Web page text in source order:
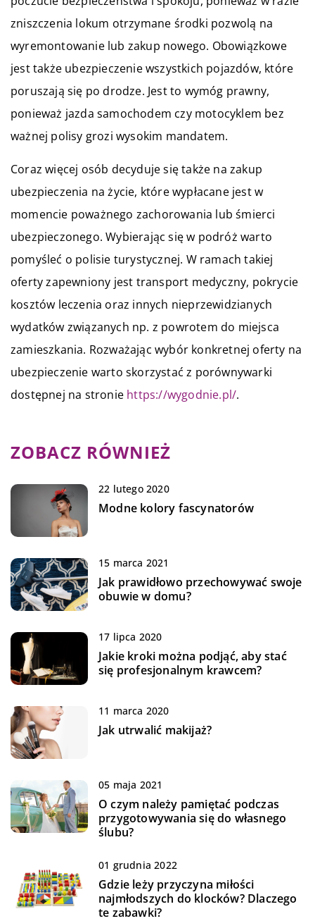
zniszczenia lokum otrzymane środki pozwolą na
wyremontowanie lub zakup nowego. Obowiązkowe
jest także ubezpieczenie wszystkich pojazdów, które
poruszają się po drodze. Jest to wymóg prawny,
ponieważ jazda samochodem czy motocyklem bez
ważnej polisy grozi wysokim mandatem.
Coraz więcej osób decyduje się także na zakup
ubezpieczenia na życie, które wypłacane jest w
momencie poważnego zachorowania lub śmierci
ubezpieczonego. Wybierając się w podróż warto
pomyśleć o polisie turystycznej. W ramach takiej
oferty zapewniony jest transport medyczny, pokrycie
kosztów leczenia oraz innych nieprzewidzianych
wydatków związanych np. z powrotem do miejsca
zamieszkania. Rozważając wybór konkretnej oferty na
ubezpieczenie warto skorzystać z porównywarki
dostępnej na stronie https://wygodnie.pl/.
ZOBACZ RÓWNIEŻ
22 lutego 2020
Modne kolory fascynatorów
15 marca 2021
Jak prawidłowo przechowywać swoje
obuwie w domu?
17 lipca 2020
Jakie kroki można podjąć, aby stać
się profesjonalnym krawcem?
11 marca 2020
Jak utrwalić makijaż?
05 maja 2021
O czym należy pamiętać podczas
przygotowywania się do własnego
ślubu?
01 grudnia 2022
Gdzie leży przyczyna miłości
najmłodszych do klocków? Dlaczego
te zabawki?